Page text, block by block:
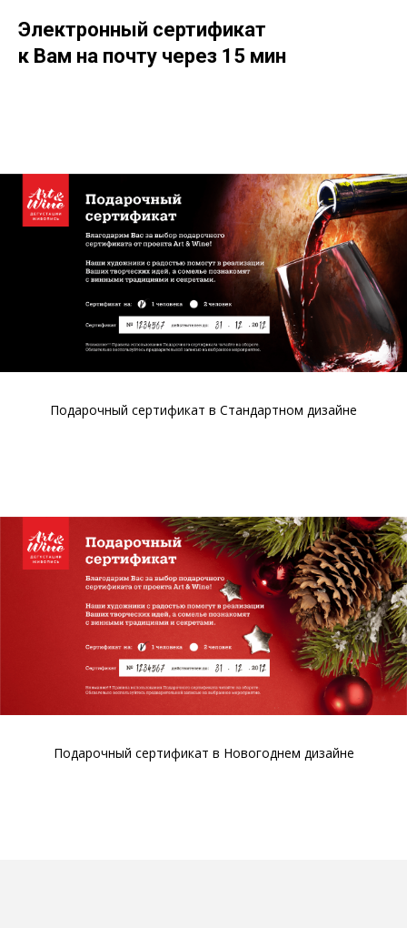
Электронный сертификат
к Вам на почту через 15 мин
Подарочный сертификат в Стандартном дизайне
Подарочный сертификат в Новогоднем дизайне